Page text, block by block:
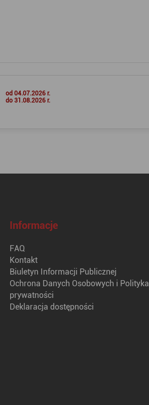
od 04.07.2026 r.
do 31.08.2026 r.
Informacje
FAQ
Kontakt
Biuletyn Informacji Publicznej
Ochrona Danych Osobowych i Polityka
prywatności
Deklaracja dostępności